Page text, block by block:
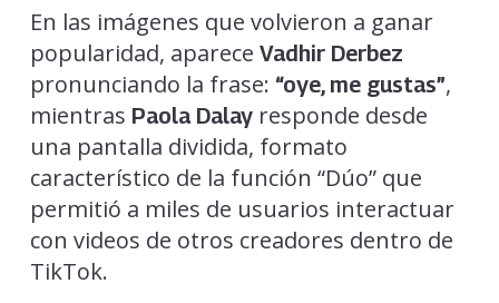
En las imágenes que volvieron a ganar
popularidad, aparece Vadhir Derbez
pronunciando la frase: “oye, me gustas”,
mientras Paola Dalayresponde desde
una pantalla dividida, formato
característico de la función “Dúo” que
permitió a miles de usuarios interactuar
con videos de otros creadores dentro de
TikTok.